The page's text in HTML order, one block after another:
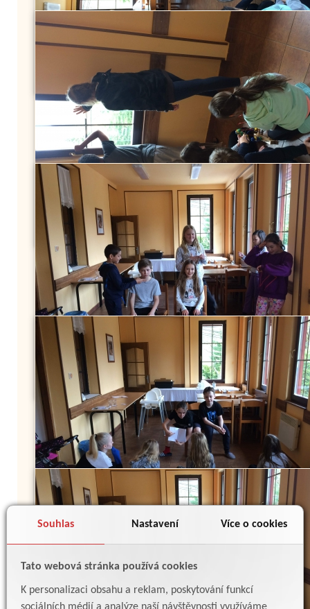
Souhlas Nastavení Více o cookies
Tato webová stránka používá cookies
K personalizaci obsahu a reklam, poskytování funkcí